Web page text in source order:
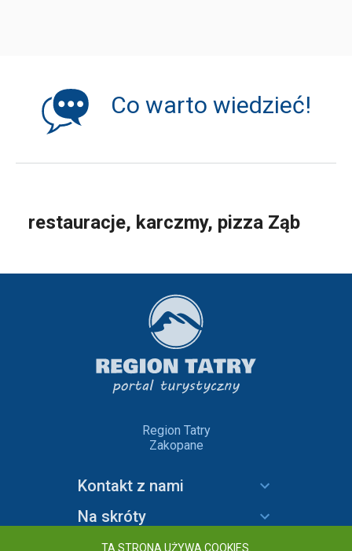
Co warto wiedzieć!
restauracje, karczmy, pizza Ząb
Region Tatry
Zakopane
Kontakt z nami
Na skróty
Informacje
TA STRONA UŻYWA COOKIES.